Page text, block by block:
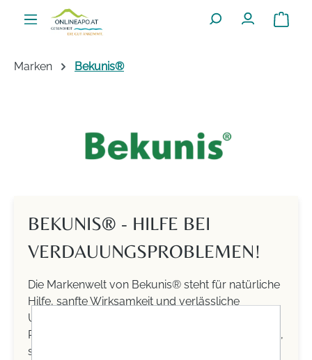
Zum Hauptinhalt springen
Marken Bekunis®
BEKUNIS® - HILFE BEI
VERDAUUNGSPROBLEMEN!
Die Markenwelt von Bekunis® steht für natürliche
Hilfe, sanfte Wirksamkeit und verlässliche
Unterstützung bei Verdauungsproblemen. Ihre
Produkte, darunter Tees, Tabletten und Granulate,
sind entwickelt, um Verstopfung auf natürliche